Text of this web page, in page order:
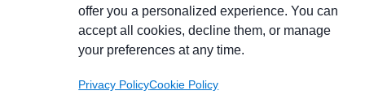
Налоговый код, номер плательщика НДС, регистрационный
номер в Торговой палате Модены 01294030364 - PEC:
farmfrontspa@legalmail.it
Регистрационный номер R.E.A. M0203512 - Уставный капитал €
offer you a personalized experience. You can
accept all cookies, decline them, or manage
your preferences at any time.
Privacy PolicyCookie Policy